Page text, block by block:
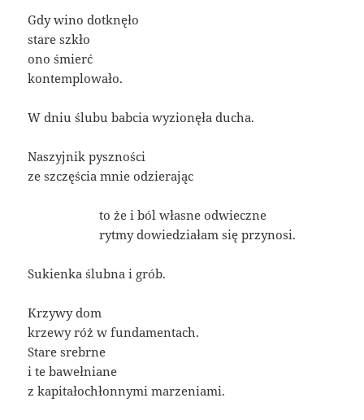
Gdy wino dotknęło
stare szkło
ono śmierć
kontemplowało.
W dniu ślubu babcia wyzionęła ducha.
Naszyjnik pyszności
ze szczęścia mnie odzierając
to że i ból własne odwieczne
rytmy dowiedziałam się przynosi.
Sukienka ślubna i grób.
Krzywy dom
krzewy róż w fundamentach.
Stare srebrne
i te bawełniane
z kapitałochłonnymi marzeniami.